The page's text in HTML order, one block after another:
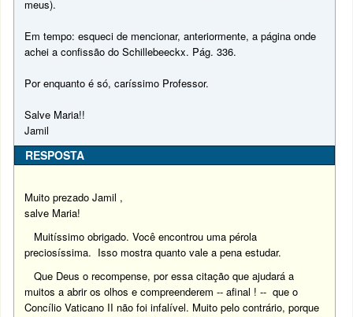
meus).
Em tempo: esqueci de mencionar, anteriormente, a página onde
achei a confissão do Schillebeeckx. Pág. 336.
Por enquanto é só, caríssimo Professor.
Salve Maria!!
Jamil
RESPOSTA
Muito prezado Jamil ,
salve Maria!
Muitíssimo obrigado. Você encontrou uma pérola
preciosíssima. Isso mostra quanto vale a pena estudar.
Que Deus o recompense, por essa citação que ajudará a
muitos a abrir os olhos e compreenderem -- afinal ! -- que o
Concílio Vaticano II não foi infalível. Muito pelo contrário, porque